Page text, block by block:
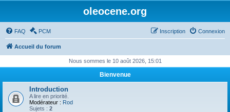
oleocene.org
FAQ PCM Connexion
Inscription
Accueil du forum
Nous sommes le 10 août 2026, 15:01
Bienvenue
Introduction
A lire en priorité.
Modérateur : Rod
Sujets : 2